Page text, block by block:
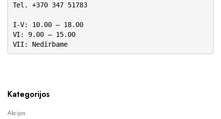
Tel. +370 347 51783
I-V: 10.00 – 18.00
VI: 9.00 – 15.00
VII: Nedirbame
Kategorijos
Akcijos